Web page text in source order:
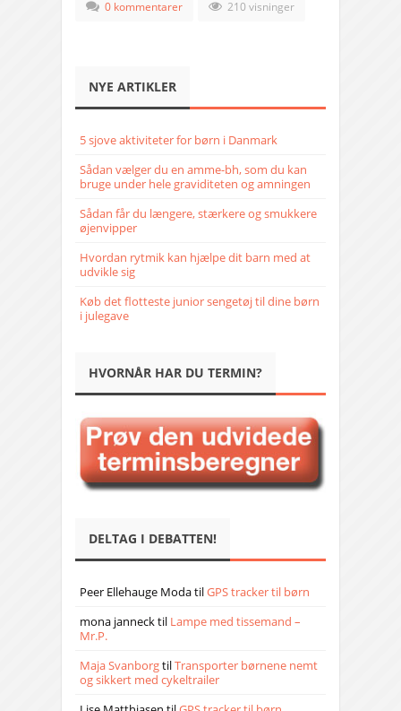
0 kommentarer 210 visninger
NYE ARTIKLER
5 sjove aktiviteter for børn i Danmark
Sådan vælger du en amme-bh, som du kan
bruge under hele graviditeten og amningen
Sådan får du længere, stærkere og smukkere
øjenvipper
Hvordan rytmik kan hjælpe dit barn med at
udvikle sig
Køb det flotteste junior sengetøj til dine børn
i julegave
HVORNÅR HAR DU TERMIN?
DELTAG I DEBATTEN!
Peer Ellehauge ModatilGPS tracker til børn
mona jannecktil Lampe med tissemand –
Mr.P.
Maja SvanborgtilTransporter børnene nemt
og sikkert med cykeltrailer